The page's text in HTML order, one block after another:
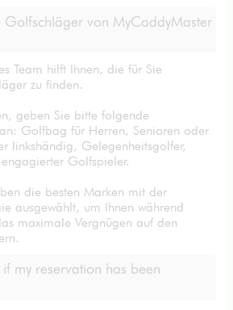
Golfschläger von MyCaddyMaster
Team hilft Ihnen, die für Sie
zu finden.
geben Sie bitte folgende
Golfbag für Herren, Senioren oder
linkshändig, Gelegenheitsgolfer,
Golfspieler.
die besten Marken mit der
ausgewählt, um Ihnen während
maximale Vergnügen auf den
my reservation has been